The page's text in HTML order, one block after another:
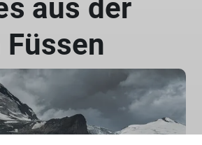
aus der